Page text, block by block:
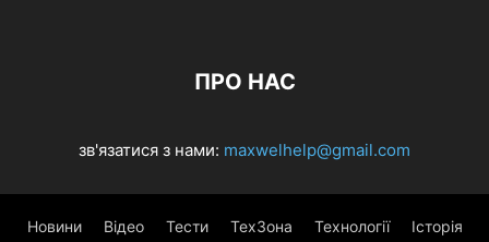
ПРО НАС
зв'язатися з нами: maxwelhelp@gmail.com
Новини Відео Тести ТехЗона Технології Історія